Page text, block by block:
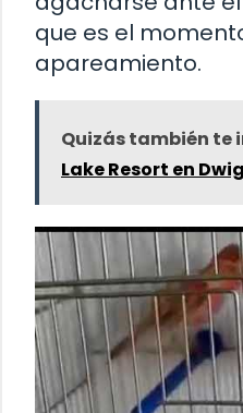
que es el
apareamiento.
Quizás también te
Lake Resort en